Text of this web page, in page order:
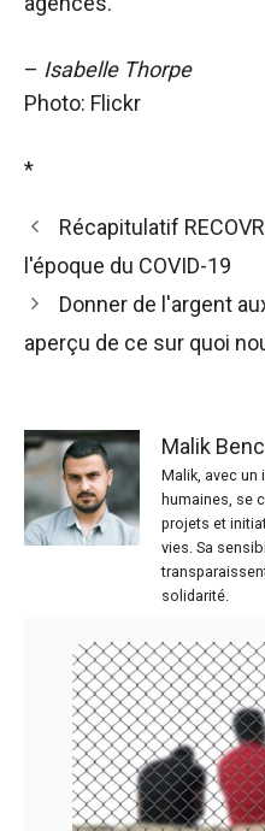
– Isabelle Thorpe
Photo: Flickr
*
Récapitulatif
l'époque du COVID-19
Donner de l'argent
aperçu de ce sur quoi
Malik
Malik, avec un
humaines, se
projets et
vies. Sa
solidarité.